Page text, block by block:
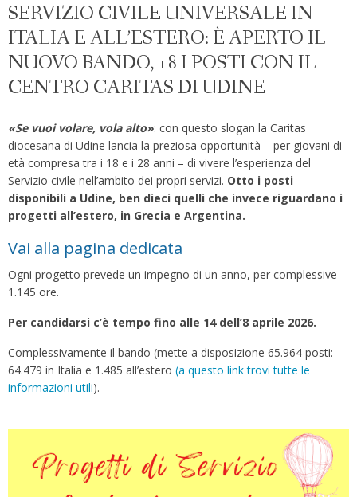
SERVIZIO CIVILE UNIVERSALE IN
ITALIA E ALL’ESTERO: È APERTO IL
NUOVO BANDO, 18 I POSTI CON IL
CENTRO CARITAS DI UDINE
«Se vuoi volare, vola alto»: con questo slogan la Caritas
diocesana di Udine lancia la preziosa opportunità – per giovani di
età compresa tra i 18 e i 28 anni – di vivere l’esperienza del
Servizio civile nell’ambito dei propri servizi. Otto i posti
disponibili a Udine, ben dieci quelli che invece riguardano i
progetti all’estero, in Grecia e Argentina.
Vai alla pagina dedicata
Ogni progetto prevede un impegno di un anno, per complessive
1.145 ore.
Per candidarsi c’è tempo fino alle 14 dell’8 aprile 2026.
Complessivamente il bando (mette a disposizione 65.964 posti:
64.479 in Italia e 1.485 all’estero (a questo link trovi tutte le
informazioni utili).